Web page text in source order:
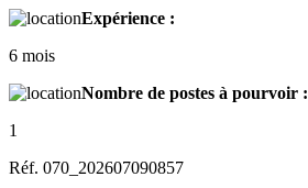
Expérience :
6 mois
Nombre de postes à pourvoir :
1
Réf. 070_202607090857